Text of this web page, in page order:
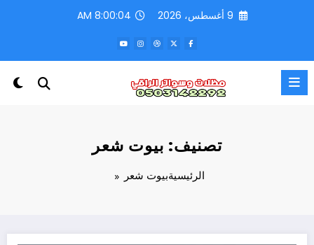
9 أغسطس، 2026 8:00:05 AM
تصنيف: بيوت شعر
الرئيسيةبيوت شعر